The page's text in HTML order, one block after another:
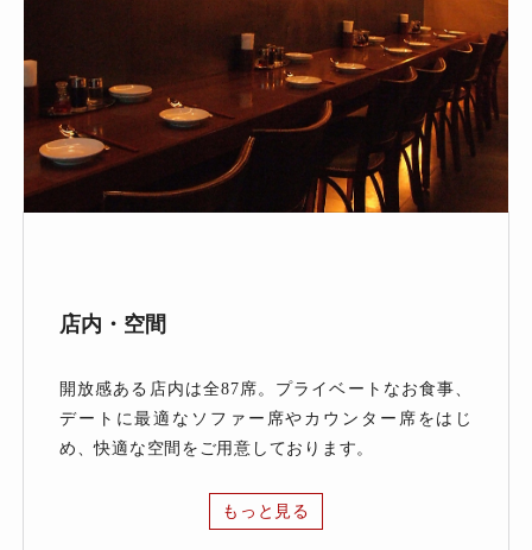
店内・空間
開放感ある店内は全87席。プライベートなお食事、
デートに最適なソファー席やカウンター席をはじ
め、快適な空間をご用意しております。
もっと見る